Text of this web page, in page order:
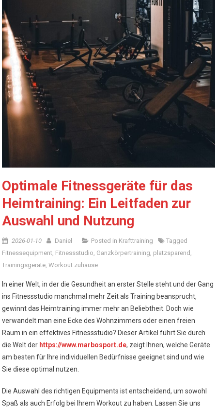
Optimale Fitnessgeräte für das
Heimtraining: Ein Leitfaden zur
Auswahl und Nutzung
2026-01-10 Daniel Posted in Krafttraining
Tagged
Fitnessequipment, Fitnessstudio, Ganzkörpertraining, platzsparend ,
Trainingsgeräte,Workout zuhause
In einer Welt, in der die Gesundheit an erster Stelle steht und der Gang
ins Fitnessstudio manchmal mehr Zeit als Training beansprucht,
gewinnt das Heimtraining immer mehr an Beliebtheit. Doch wie
verwandelt man eine Ecke des Wohnzimmers oder einen freien
Raum in ein effektives Fitnessstudio? Dieser Artikel führt Sie durch
die Welt der https://www.marbosport.de, zeigt Ihnen, welche Geräte
am besten für Ihre individuellen Bedürfnisse geeignet sind und wie
Sie diese optimal nutzen.
Die Auswahl des richtigen Equipments ist entscheidend, um sowohl
Spaß als auch Erfolg bei Ihrem Workout zu haben. Lassen Sie uns